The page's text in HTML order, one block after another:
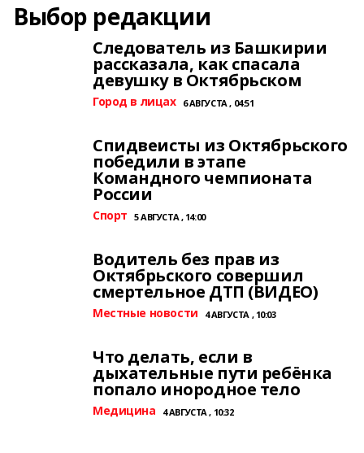
Выбор редакции
Следователь из Башкирии
рассказала, как спасала
девушку в Октябрьском
Город в лицах 6 АВГУСТА , 04:51
Спидвеисты из Октябрьского
победили в этапе
Командного чемпионата
России
Спорт 5 АВГУСТА , 14:00
Водитель без прав из
Октябрьского совершил
смертельное ДТП (ВИДЕО)
Местные новости 4 АВГУСТА , 10:03
Что делать, если в
дыхательные пути ребёнка
попало инородное тело
Медицина 4 АВГУСТА , 10:32